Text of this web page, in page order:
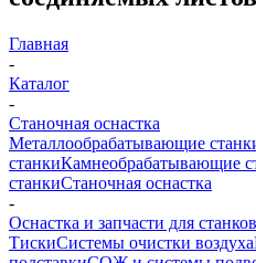
Главная
-
Каталог
-
Станочная оснастка
Металлообрабатывающие
станкиКамнеобрабатывающие
станкиСтаночная оснастка
-
Оснастка и запчасти для станков
ТискиСистемы очистки воздуха